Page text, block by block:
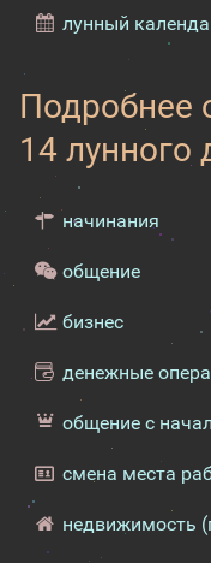
лунный
Подробнее
14 лунного
начинания
общение
бизнес
денежные
общение с
смена места
недвижимость